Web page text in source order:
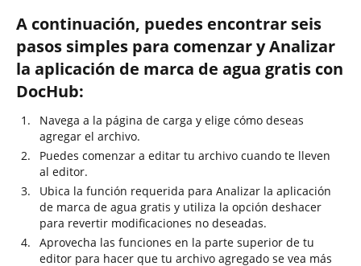
A continuación, puedes encontrar seis
pasos simples para comenzar y Analizar
la aplicación de marca de agua gratis con
DocHub:
Navega a la página de carga y elige cómo deseas
agregar el archivo.
Puedes comenzar a editar tu archivo cuando te lleven
al editor.
Ubica la función requerida para Analizar la aplicación
de marca de agua gratis y utiliza la opción deshacer
para revertir modificaciones no deseadas.
Aprovecha las funciones en la parte superior de tu
editor para hacer que tu archivo agregado se vea más